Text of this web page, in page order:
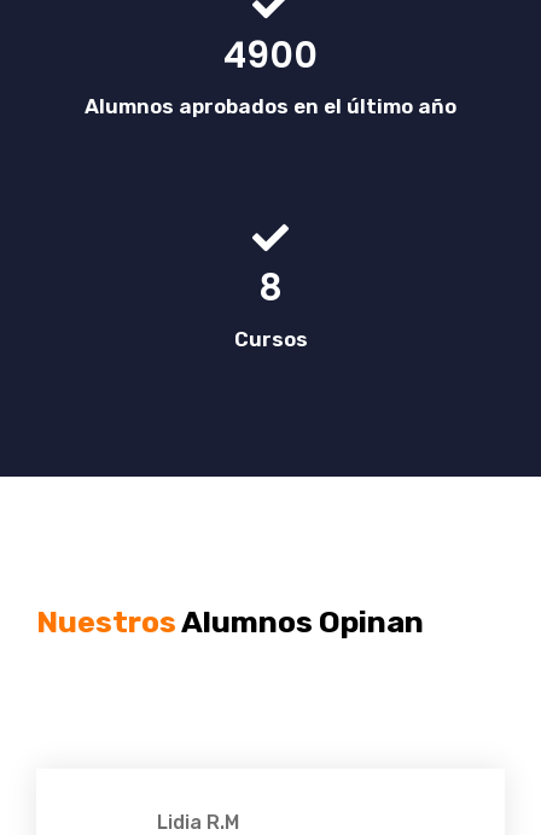
4900
Alumnos aprobados en el último año
8
Cursos
NuestrosAlumnos Opinan
Lidia R.M